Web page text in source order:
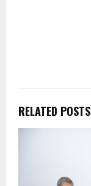
RELATED POSTS